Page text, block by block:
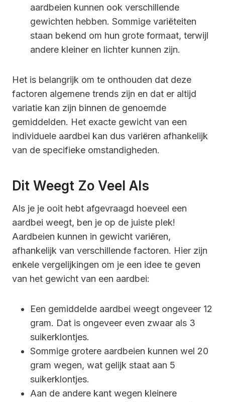
aardbeien kunnen ook verschillende
gewichten hebben. Sommige variëteiten
staan bekend om hun grote formaat, terwijl
andere kleiner en lichter kunnen zijn.
Het is belangrijk om te onthouden dat deze
factoren algemene trends zijn en dat er altijd
variatie kan zijn binnen de genoemde
gemiddelden. Het exacte gewicht van een
individuele aardbei kan dus variëren afhankelijk
van de specifieke omstandigheden.
Dit Weegt Zo Veel Als
Als je je ooit hebt afgevraagd hoeveel een
aardbei weegt, ben je op de juiste plek!
Aardbeien kunnen in gewicht variëren,
afhankelijk van verschillende factoren. Hier zijn
enkele vergelijkingen om je een idee te geven
van het gewicht van een aardbei:
Een gemiddelde aardbei weegt ongeveer 12
gram. Dat is ongeveer even zwaar als 3
suikerklontjes.
Sommige grotere aardbeien kunnen wel 20
gram wegen, wat gelijk staat aan 5
suikerklontjes.
Aan de andere kant wegen kleinere